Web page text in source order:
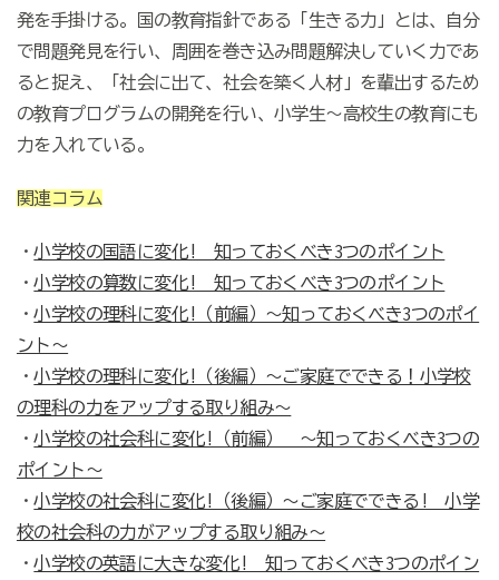
発を手掛ける。国の教育指針である「生きる力」とは、自分
で問題発見を行い、周囲を巻き込み問題解決していく力であ
ると捉え、「社会に出て、社会を築く人材」を輩出するため
の教育プログラムの開発を行い、小学生～高校生の教育にも
力を入れている。
関連コラム
・小学校の国語に変化! 知っておくべき3つのポイント
・小学校の算数に変化! 知っておくべき3つのポイント
・小学校の理科に変化!（前編）～知っておくべき3つのポイ
ント～
・小学校の理科に変化!（後編）～ご家庭でできる！小学校
の理科の力をアップする取り組み～
・小学校の社会科に変化!（前編） ～知っておくべき3つの
ポイント～
・小学校の社会科に変化!（後編）～ご家庭でできる! 小学
校の社会科の力がアップする取り組み～
・小学校の英語に大きな変化! 知っておくべき3つのポイン